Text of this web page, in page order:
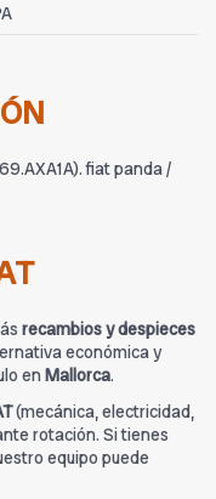
fiat panda /
recambios y despieces
económica y
en Mallorca.
(mecánica, electricidad,
rotación. Si tienes
equipo puede